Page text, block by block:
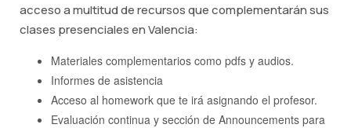
acceso a multitud de recursos que complementarán sus
clases presenciales en Valencia:
Materiales complementarios como pdfs y audios.
Informes de asistencia
Acceso al homework que te irá asignando el profesor.
Evaluación continua y sección de Announcements para